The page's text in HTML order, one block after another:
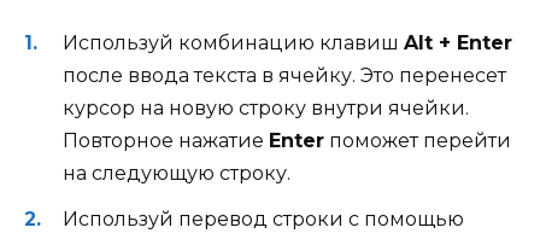
Используй комбинацию клавиш Alt + Enter
после ввода текста в ячейку. Это перенесет
курсор на новую строку внутри ячейки.
Повторное нажатие Enter поможет перейти
на следующую строку.
Используй перевод строки с помощью